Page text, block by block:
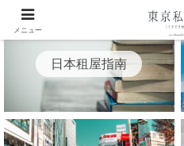
日本租屋指南
メニュー